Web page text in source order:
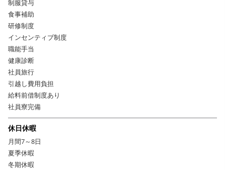
制服貸与
食事補助
研修制度
インセンティブ制度
職能手当
健康診断
社員旅行
引越し費用負担
給料前借制度あり
社員寮完備
休日休暇
月間7～8日
夏季休暇
冬期休暇